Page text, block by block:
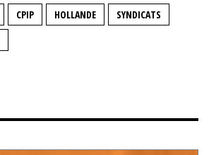
CPIP HOLLANDE
SYNDICATS